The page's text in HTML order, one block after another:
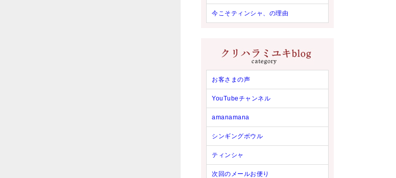
今こそティンシャ、の理由
お客さまの声
YouTubeチャンネル
amanamana
シンギングボウル
ティンシャ
次回のメールお便り